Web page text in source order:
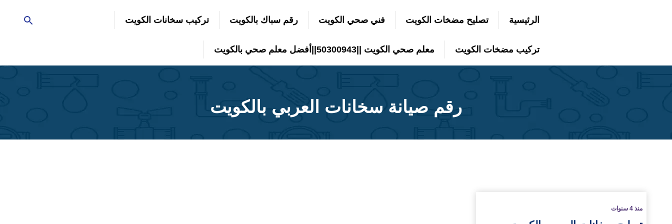
الرئيسية تصليح مضخات الكويت فني صحي الكويت رقم سباك بالكويت تركيب سخانات الكويت
تركيب مضخات الكويت معلم صحي الكويت ||50300943||أفضل معلم صحي بالكويت
رقم صيانة سخانات العربي بالكويت
منذ 4 سنوات